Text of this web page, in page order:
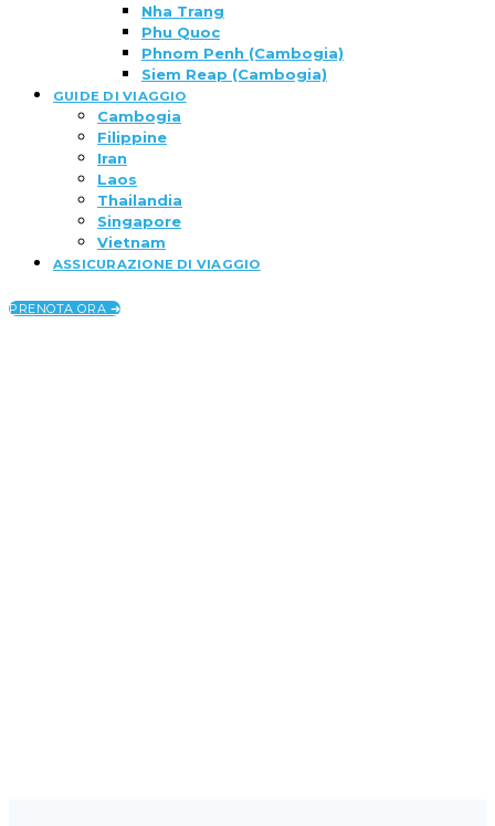
Nha Trang
Phu Quoc
Phnom Penh (Cambogia)
Siem Reap (Cambogia)
GUIDE DI VIAGGIO
Cambogia
Filippine
Iran
Laos
Thailandia
Singapore
Vietnam
ASSICURAZIONE DI VIAGGIO
PRENOTA ORA ➜